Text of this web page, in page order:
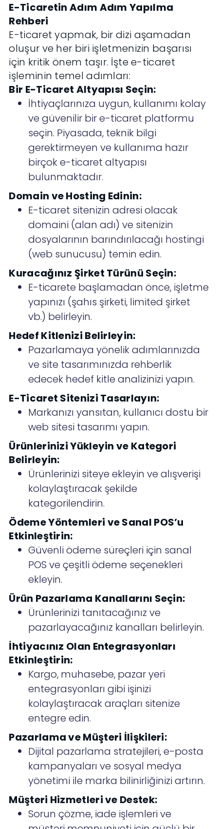
E-Ticaretin Adım Adım Yapılma
Rehberi
E-ticaret yapmak, bir dizi aşamadan
oluşur ve her biri işletmenizin başarısı
için kritik önem taşır. İşte e-ticaret
işleminin temel adımları:
Bir E-Ticaret Altyapısı Seçin:
İhtiyaçlarınıza uygun, kullanımı kolay
ve güvenilir bir e-ticaret platformu
seçin. Piyasada, teknik bilgi
gerektirmeyen ve kullanıma hazır
birçok e-ticaret altyapısı
bulunmaktadır.
Domain ve Hosting Edinin:
E-ticaret sitenizin adresi olacak
domaini (alan adı) ve sitenizin
dosyalarının barındırılacağı hostingi
(web sunucusu) temin edin.
Kuracağınız Şirket Türünü Seçin:
E-ticarete başlamadan önce, işletme
yapınızı (şahıs şirketi, limited şirket
vb.) belirleyin.
Hedef Kitlenizi Belirleyin:
Pazarlamaya yönelik adımlarınızda
ve site tasarımınızda rehberlik
edecek hedef kitle analizinizi yapın.
E-Ticaret Sitenizi Tasarlayın:
Markanızı yansıtan, kullanıcı dostu bir
web sitesi tasarımı yapın.
Ürünlerinizi Yükleyin ve Kategori
Belirleyin:
Ürünlerinizi siteye ekleyin ve alışverişi
kolaylaştıracak şekilde
kategorilendirin.
Ödeme Yöntemleri ve Sanal POS’u
Etkinleştirin:
Güvenli ödeme süreçleri için sanal
POS ve çeşitli ödeme seçenekleri
ekleyin.
Ürün Pazarlama Kanallarını Seçin:
Ürünlerinizi tanıtacağınız ve
pazarlayacağınız kanalları belirleyin.
İhtiyacınız Olan Entegrasyonları
Etkinleştirin:
Kargo, muhasebe, pazar yeri
entegrasyonları gibi işinizi
kolaylaştıracak araçları sitenize
entegre edin.
Pazarlama ve Müşteri İlişkileri:
Dijital pazarlama stratejileri, e-posta
kampanyaları ve sosyal medya
yönetimi ile marka bilinirliğinizi artırın.
Müşteri Hizmetleri ve Destek:
Sorun çözme, iade işlemleri ve